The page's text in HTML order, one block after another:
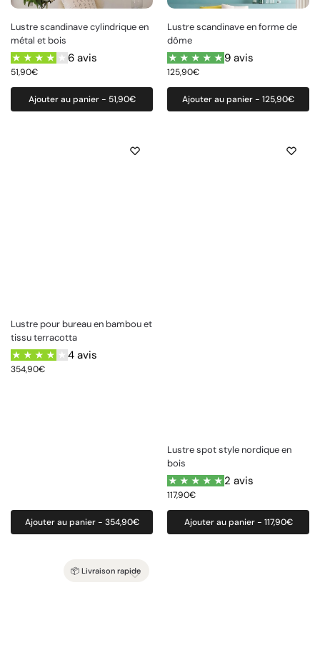
Lustre scandinave cylindrique en
métal et bois
6 avis
51,90€
Ajouter au panier - 51,90€
Lustre scandinave en forme de
dôme
9 avis
125,90€
Ajouter au panier - 125,90€
Lustre pour bureau en bambou et
tissu terracotta
4 avis
354,90€
Ajouter au panier - 354,90€
Lustre spot style nordique en
bois
2 avis
117,90€
Ajouter au panier - 117,90€
📦 Livraison rapide